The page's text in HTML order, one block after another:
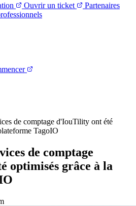
Ouvrir un ticket
Partenaires
de comptage d'IouTility ont été
TagoIO
de comptage
optimisés grâce à la